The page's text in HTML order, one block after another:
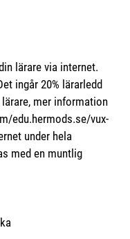
lärare via internet.
ingår 20% lärarledd
mer information
edu.hermods.se/vux-
under hela
med en muntlig